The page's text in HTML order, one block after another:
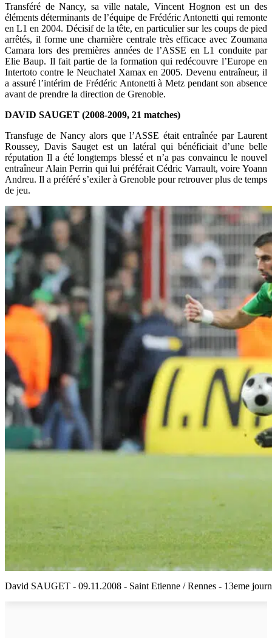
Transféré de Nancy, sa ville natale, Vincent Hognon est un des
éléments déterminants de l’équipe de Frédéric Antonetti qui remonte
en L1 en 2004. Décisif de la tête, en particulier sur les coups de pied
arrêtés, il forme une charnière centrale très efficace avec Zoumana
Camara lors des premières années de l’ASSE en L1 conduite par
Elie Baup. Il fait partie de la formation qui redécouvre l’Europe en
Intertoto contre le Neuchatel Xamax en 2005. Devenu entraîneur, il
a assuré l’intérim de Frédéric Antonetti à Metz pendant son absence
avant de prendre la direction de Grenoble.
DAVID SAUGET (2008-2009, 21 matches)
Transfuge de Nancy alors que l’ASSE était entraînée par Laurent
Roussey, Davis Sauget est un latéral qui bénéficiait d’une belle
réputation Il a été longtemps blessé et n’a pas convaincu le nouvel
entraîneur Alain Perrin qui lui préférait Cédric Varrault, voire Yoann
Andreu. Il a préféré s’exiler à Grenoble pour retrouver plus de temps
de jeu.
David SAUGET - 09.11.2008 - Saint Etienne / Rennes - 13eme